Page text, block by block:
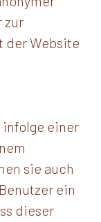
zur
der Website
einer
sie auch
ein
dieser